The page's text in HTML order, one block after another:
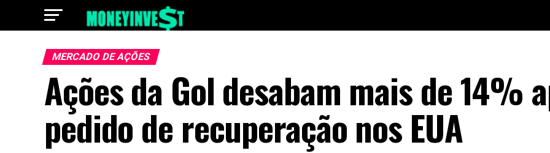
MERCADO DE AÇÕES
Ações da Gol desabam mais de 14%
pedido de recuperação nos EUA